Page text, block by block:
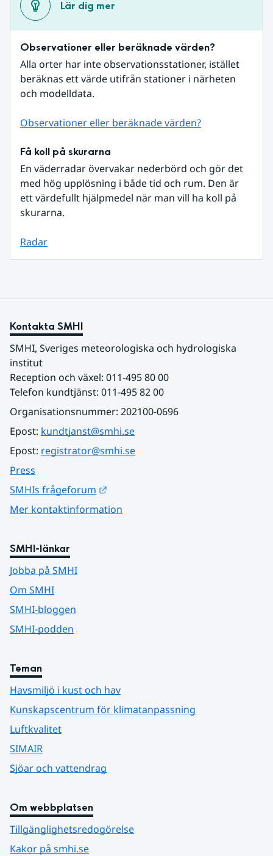
Lär dig mer
Observationer eller beräknade värden?
Alla orter har inte observationsstationer, istället
beräknas ett värde utifrån stationer i närheten
och modelldata.
Observationer eller beräknade värden?
Få koll på skurarna
En väderradar övervakar nederbörd och gör det
med hög upplösning i både tid och rum. Den är
ett värdefullt hjälpmedel när man vill ha koll på
skurarna.
Radar
Kontakta SMHI
SMHI, Sveriges meteorologiska och hydrologiska
institut
Reception och växel: 011-495 80 00
Telefon kundtjänst: 011-495 82 00
Organisationsnummer: 202100-0696
Epost: kundtjanst@smhi.se
Epost: registrator@smhi.se
Press
SMHIs frågeforum
Mer kontaktinformation
SMHI-länkar
Jobba på SMHI
Om SMHI
SMHI-bloggen
SMHI-podden
Teman
Havsmiljö i kust och hav
Kunskapscentrum för klimatanpassning
Luftkvalitet
SIMAIR
Sjöar och vattendrag
Om webbplatsen
Tillgänglighetsredogörelse
Kakor på smhi.se